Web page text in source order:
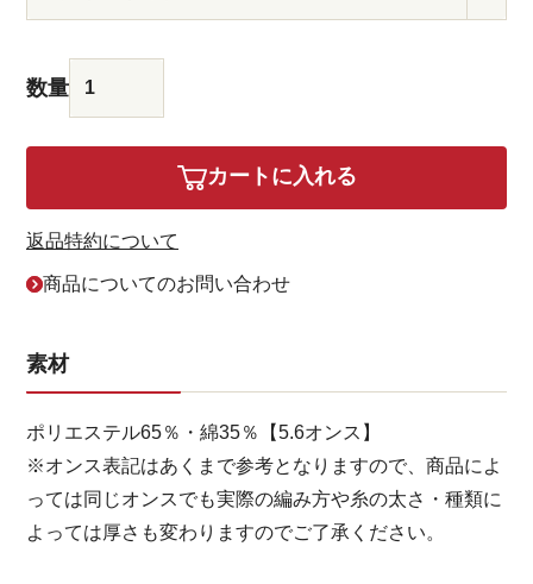
カートに入れる
返品特約について
商品についてのお問い合わせ
素材
ポリエステル65％・綿35％【5.6オンス】
※オンス表記はあくまで参考となりますので、商品によ
っては同じオンスでも実際の編み方や糸の太さ・種類に
よっては厚さも変わりますのでご了承ください。